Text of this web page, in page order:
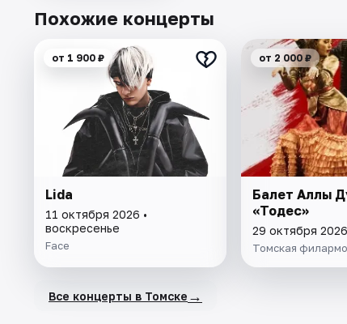
Похожие концерты
от 1 900 ₽
Lida
11 октября 2026 •
воскресенье
Face
от 2 000 ₽
Балет Аллы
«Тодес»
29 октября
Томская
Все концерты в Томске →